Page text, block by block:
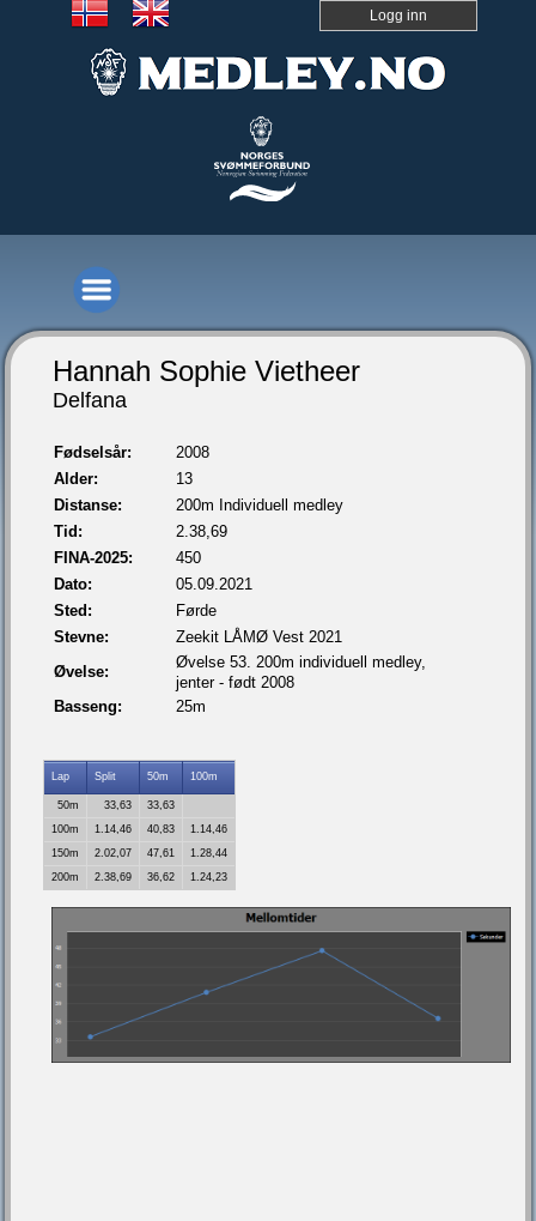
Logg inn
Hannah Sophie Vietheer
Delfana
Fødselsår:
2008
Alder:
13
Distanse:
200m Individuell medley
Tid:
2.38,69
FINA-2025:
450
Dato:
05.09.2021
Sted:
Førde
Stevne:
Zeekit LÅMØ Vest 2021
Øvelse:
Øvelse 53. 200m individuell medley,
jenter - født 2008
Basseng:
25m
Lap Split 50m 100m
50m 33,63
33,63
100m
1.14,46 40,83
1.14,46
150m
2.02,07 47,61
1.28,44
200m
2.38,69 36,62 1.24,23